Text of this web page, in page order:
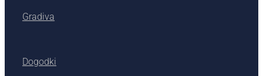
Gradiva
Dogodki